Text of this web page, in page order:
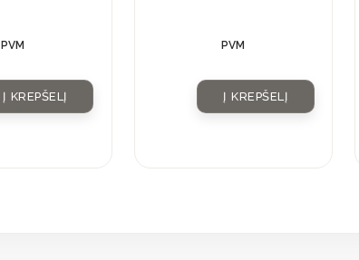
PVM
Į KREPŠELĮ
PVM
Į KREPŠELĮ